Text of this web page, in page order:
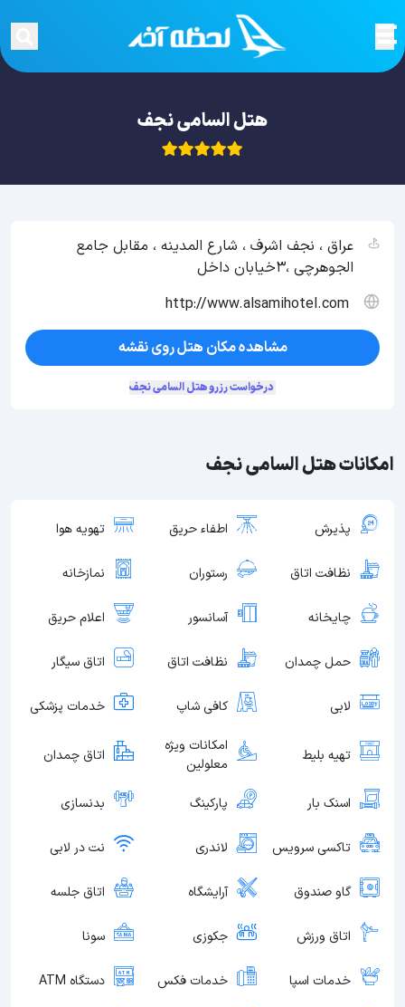
هتل السامی نجف
امکانات هتل السامی نجف
پذیرش اطفاء حریق تهویه هوا
نظافت اتاق رستوران نمازخانه
چایخانه آسانسور اعلام حریق
حمل چمدان نظافت اتاق اتاق سیگار
لابی کافی شاپ خدمات پزشکی
تهیه بلیط
امکانات ویژه
معلولین
اتاق چمدان
اسنک بار پارکینگ بدنسازی
تاکسی سرویس لاندری نت در لابی
گاو صندوق آرایشگاه اتاق جلسه
اتاق ورزش جکوزی سونا
خدمات اسپا خدمات فکس دستگاه ATM
عراق ، نجف اشرف ، شارع المدینه ، مقابل جامع
الجوهرچی ،3خیابان داخل
http://www.alsamihotel.com
مشاهده مکان هتل روی نقشه
درخواست رزرو هتل السامی نجف